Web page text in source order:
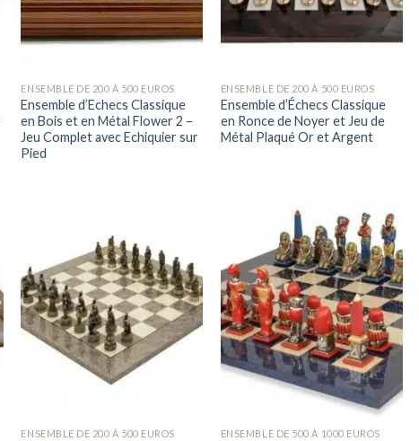
ENSEMBLE DE 200 À 500 EUROS
Ensemble d’Echecs Classique
en Bois et en Métal Flower 2 –
Jeu Complet avec Echiquier sur
Pied
ENSEMBLE DE 200 À 500 EUROS
Ensemble d’Échecs Classique
en Ronce de Noyer et Jeu de
Métal Plaqué Or et Argent
ENSEMBLE DE 200 À 500 EUROS ENSEMBLE DE 500 À 1000 EUROS